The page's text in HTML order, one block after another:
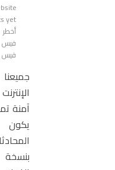
yet
أخطر
فيس
آمنة